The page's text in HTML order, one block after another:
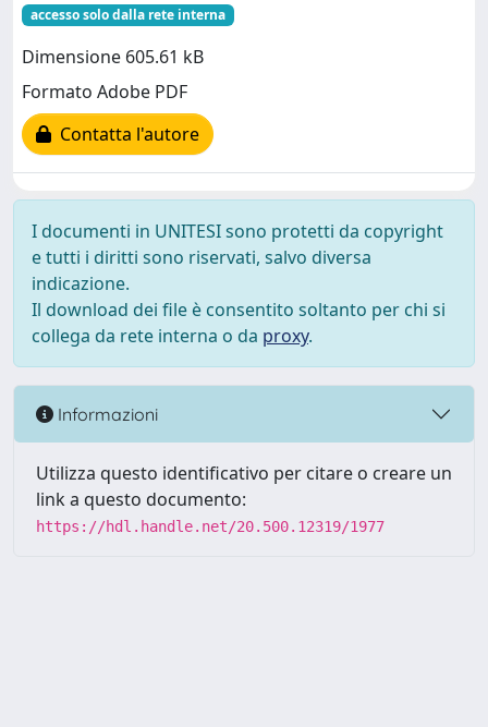
accesso solo dalla rete interna
Dimensione 605.61 kB
Formato Adobe PDF
Contatta l'autore
I documenti in UNITESI sono protetti da copyright
e tutti i diritti sono riservati, salvo diversa
indicazione.
Il download dei file è consentito soltanto per chi si
collega da rete interna o da proxy.
Informazioni
Utilizza questo identificativo per citare o creare un
link a questo documento:
https://hdl.handle.net/20.500.12319/1977